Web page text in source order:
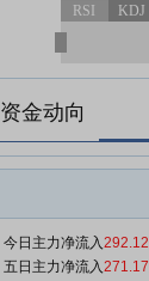
RSI KDJ
资金动向
今日主力净流入
五日主力净流入